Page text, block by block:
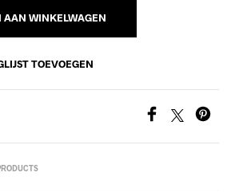
AAN WINKELWAGEN
TOEVOEGEN